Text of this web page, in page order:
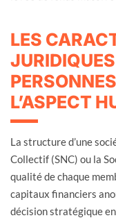
LES
L’ASPECT
La structure d’une
Collectif (SNC) ou la
qualité de chaque
capitaux financiers
décision stratégique